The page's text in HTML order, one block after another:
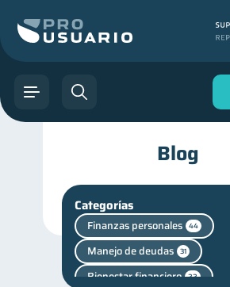
Blog
Categorías
Finanzas personales 44
Manejo de deudas 31
Bienestar financiero 22